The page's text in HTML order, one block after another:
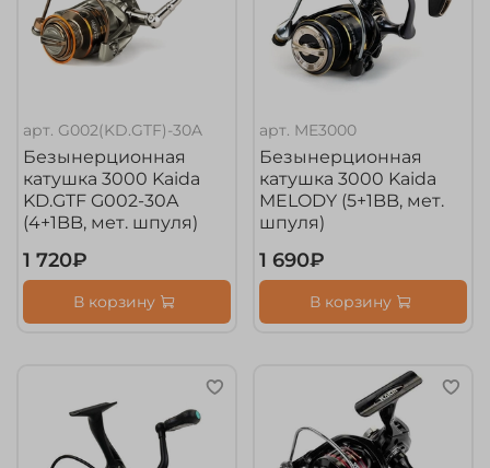
арт. G002(KD.GTF)-30A
Безынерционная
катушка 3000 Kaida
KD.GTF G002-30A
(4+1BB, мет. шпуля)
1 720₽
В корзину
арт. ME3000
Безынерционная
катушка 3000 Kaida
MELODY (5+1BB, мет.
шпуля)
1 690₽
В корзину